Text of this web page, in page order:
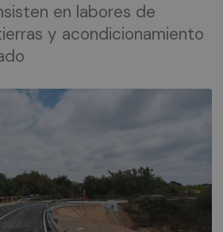
en labores de
y acondicionamiento